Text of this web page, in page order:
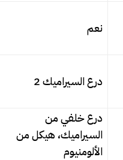
نعم
درع السيراميك 2
درع خلفي من
السيراميك، هيكل من
الألومنيوم